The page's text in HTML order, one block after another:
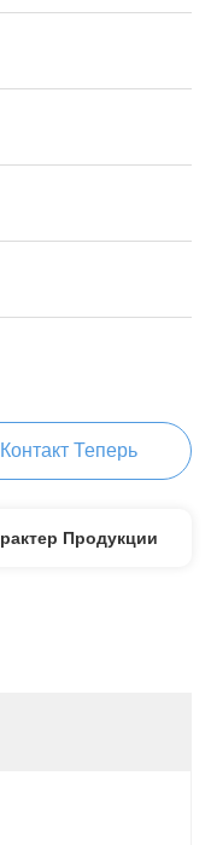
Контакт Теперь
Продукции